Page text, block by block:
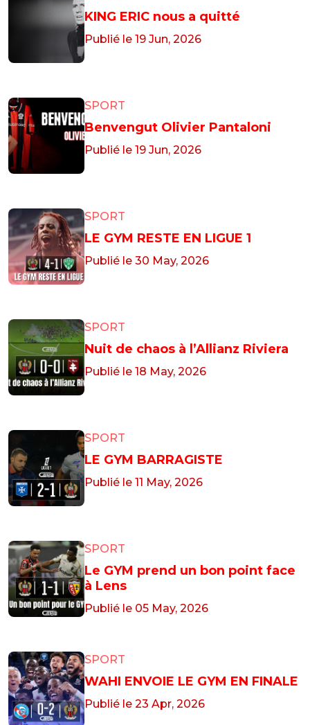
KING ERIC nous a quitté
Publié le 19 Jun, 2026
SPORT
Benvengut Olivier Pantaloni
Publié le 19 Jun, 2026
SPORT
LE GYM RESTE EN LIGUE 1
Publié le 30 May, 2026
SPORT
Nuit de chaos à l’Allianz Riviera
Publié le 18 May, 2026
SPORT
LE GYM BARRAGISTE
Publié le 11 May, 2026
SPORT
Le GYM prend un bon point face
à Lens
Publié le 05 May, 2026
SPORT
WAHI ENVOIE LE GYM EN FINALE
Publié le 23 Apr, 2026